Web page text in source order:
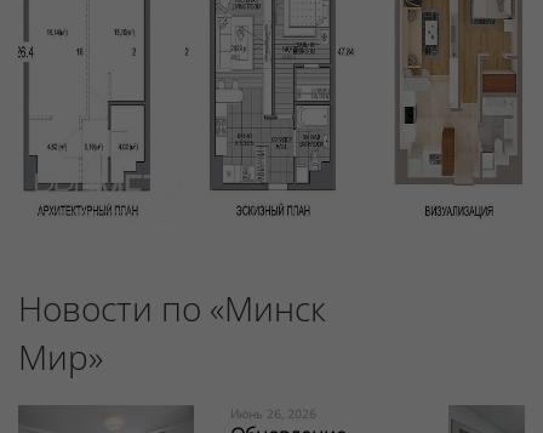
Новости по «Минск
Мир»
Июнь 26, 2026